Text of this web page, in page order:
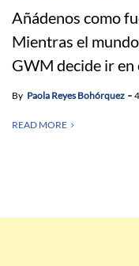
Añádenos como
Mientras el
GWM decide ir en
By Paola Reyes Bohórquez
READ MORE